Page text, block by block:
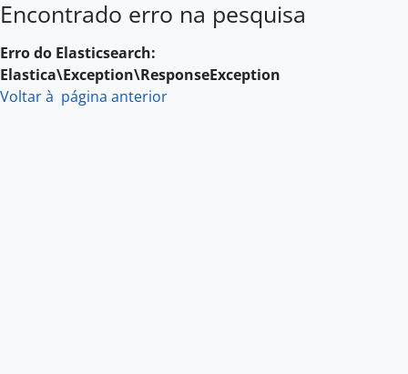
Skip to main content
Encontrado erro na pesquisa
Erro do Elasticsearch:
Elastica\Exception\ResponseException
Voltar à página anterior